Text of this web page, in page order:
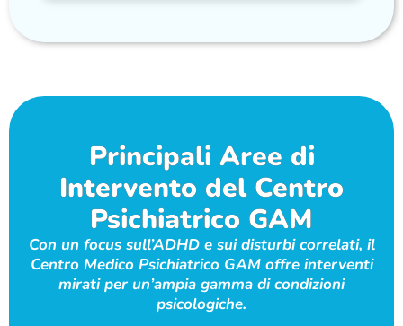
Principali Aree di
Intervento del Centro
Psichiatrico GAM
Con un focus sull’ADHD e sui disturbi correlati, il
Centro Medico Psichiatrico GAM offre interventi
mirati per un’ampia gamma di condizioni
psicologiche.